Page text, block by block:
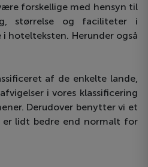
forskellige med hensyn til
størrelse og faciliteter i
hotelteksten. Herunder også
af de enkelte lande,
i vores klassificering
Derudover benytter vi et
er lidt bedre end normalt for